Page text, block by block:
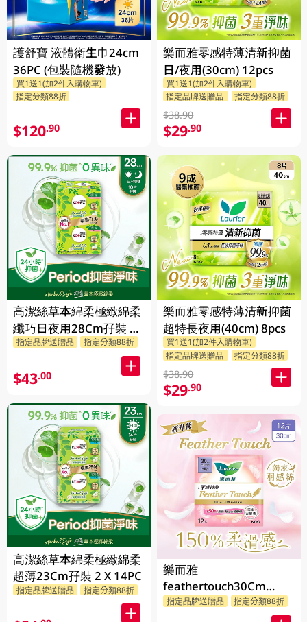
護舒寶 液體衛生巾24cm
36PC (包裝隨機發放)
買1送1(加2件入購物車)
指定分類88折
$120.90
高潔絲草本綿柔極緻綿柔
纖巧日夜用28Cm孖裝 2
X 10PC
指定品牌送贈品 指定分類88折
$43.00
高潔絲草本綿柔極緻綿柔
超薄23Cm孖裝 2 X 14PC
指定品牌送贈品 指定分類88折
樂而雅零感特薄清新抑菌
日/夜用(30cm) 12pcs
買1送1(加2件入購物車)
指定品牌送贈品
指定分類88折
$38.90
$29.90
樂而雅零感特薄清新抑菌
超特長夜用(40cm) 8pcs
買1送1(加2件入購物車)
指定品牌送贈品
指定分類88折
$38.90
$29.90
樂而雅
feathertouch30Cm
12PC
指定品牌送贈品 指定分類88折